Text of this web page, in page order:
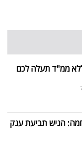
ממ"ד תעלה לכם
הגיש תביעת ענק